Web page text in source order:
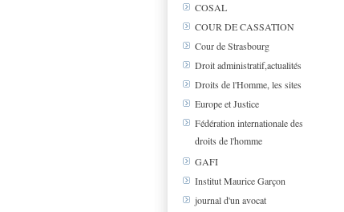
COSAL
COUR DE CASSATION
Cour de Strasbourg
Droit administratif,actualités
Droits de l'Homme, les sites
Europe et Justice
Fédération internationale des
droits de l'homme
GAFI
Institut Maurice Garçon
journal d'un avocat